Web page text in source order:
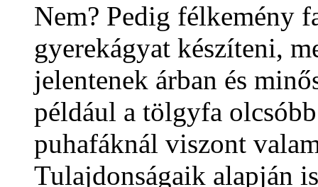
Nem? Pedig félkemény
gyerekágyat készíteni,
jelentenek árban és
például a tölgyfa
puhafáknál viszont
Tulajdonságaik alapján